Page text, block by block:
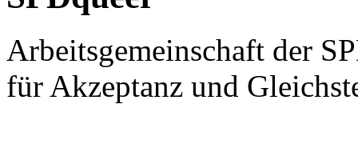
Arbeitsgemeinschaft der
für Akzeptanz und